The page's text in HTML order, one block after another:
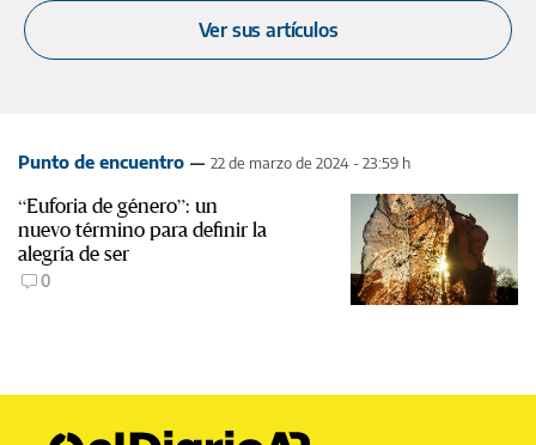
Ver sus artículos
Punto de encuentro 22 de marzo de 2024 - 23:59 h
“Euforia de género”: un
nuevo término para definir la
alegría de ser
0